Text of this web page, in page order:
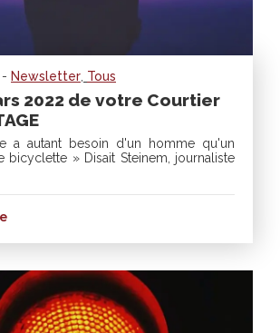
Newsletter Tous
2022 de votre Courtier
a autant besoin d'un homme qu'un
bicyclette » Disait Steinem, journaliste